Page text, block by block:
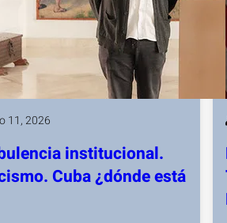
11, 2026
institucional.
Cuba ¿dónde está